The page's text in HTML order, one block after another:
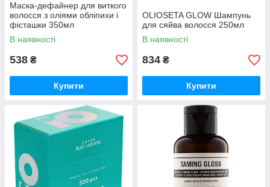
Маска-дефайнер для виткого
волосся з оліями обліпихи і
фісташки 350мл
В наявності
538 ₴
Купити
OLIOSETA GLOW Шампунь
для сяйва волосся 250мл
В наявності
834 ₴
Купити